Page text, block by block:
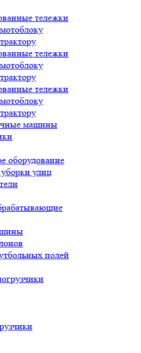
тележки
тележки
тележки
машины
оборудование
улиц
полей